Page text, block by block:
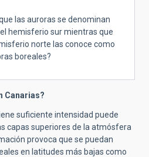
las auroras se denominan
hemisferio sur mientras que
norte las conoce como
boreales?
Canarias?
suficiente intensidad puede
capas superiores de la atmósfera
provoca que se puedan
en latitudes más bajas como